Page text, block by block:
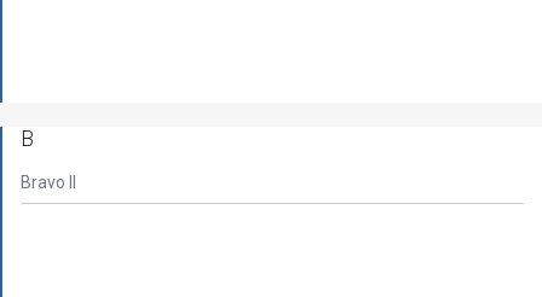
B
Bravo II